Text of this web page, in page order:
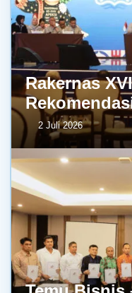
Rakernas
2 Juli 2026